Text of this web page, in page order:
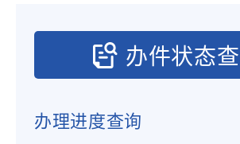
办件状态
办理进度查询